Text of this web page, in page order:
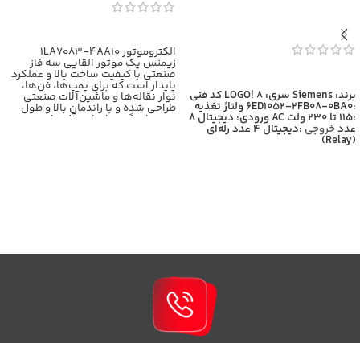
برند: Siemens سری: LOGO! 8 کد فنی
:6ED1052-2FB08-0BA0 ولتاژ تغذیه
:115 تا 230 ولت AC ورودی: دیجیتال 8
عددخروجی :دیجیتال 4 عدد رله‌ای
(Relay)
الکتروموتور 1LA7083-4AA10
زیمنس یک موتور القایی سه فاز
صنعتی با کیفیت ساخت بالا و عملکرد
پایدار است که برای پمپ‌ها، فن‌ها،
نوار نقاله‌ها و ماشین‌آلات صنعتی
طراحی شده و با راندمان بالا و طول
عمر زیاد، گزینه‌ای ایده‌آل برای